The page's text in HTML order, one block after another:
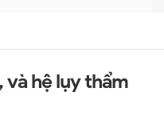
và hệ lụy thẩm